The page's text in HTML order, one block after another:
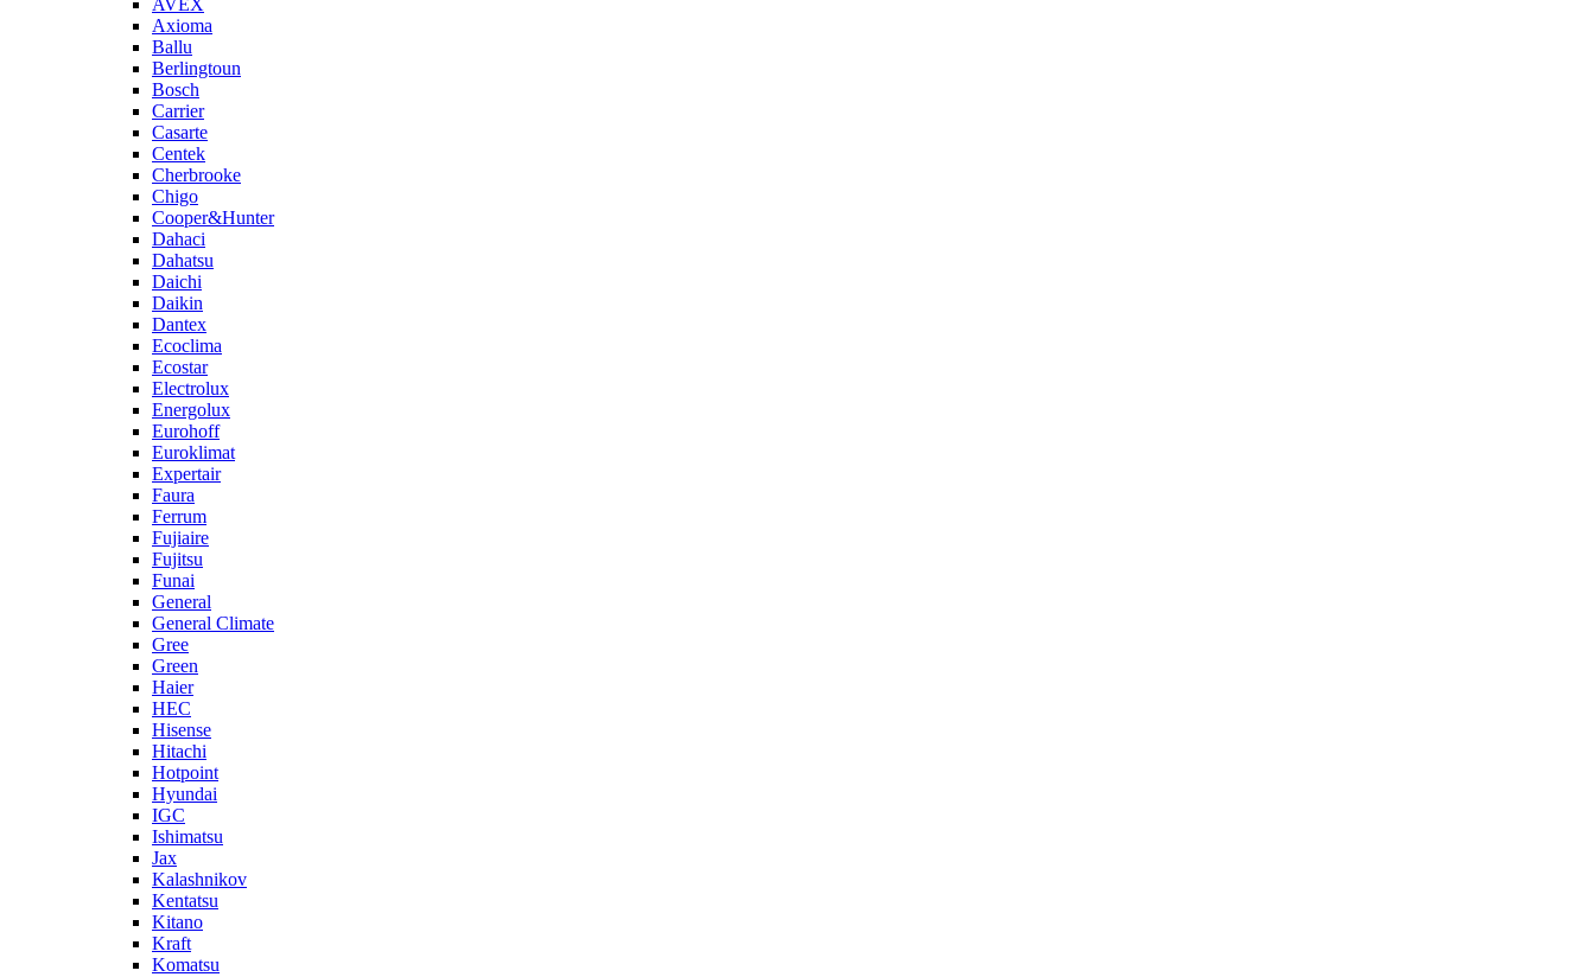
AVEX
Axioma
Ballu
Berlingtoun
Bosch
Carrier
Casarte
Centek
Cherbrooke
Chigo
Cooper&Hunter
Dahaci
Dahatsu
Daichi
Daikin
Dantex
Ecoclima
Ecostar
Electrolux
Energolux
Eurohoff
Euroklimat
Expertair
Faura
Ferrum
Fujiaire
Fujitsu
Funai
General
General Climate
Gree
Green
Haier
HEC
Hisense
Hitachi
Hotpoint
Hyundai
IGC
Ishimatsu
Jax
Kalashnikov
Kentatsu
Kitano
Kraft
Komatsu